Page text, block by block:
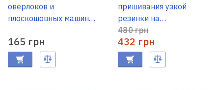
оверлоков и
плоскошовных машин
165 грн
пришивания узкой
резинки на
распошивалку JANOME
795816105
480 грн
432 грн